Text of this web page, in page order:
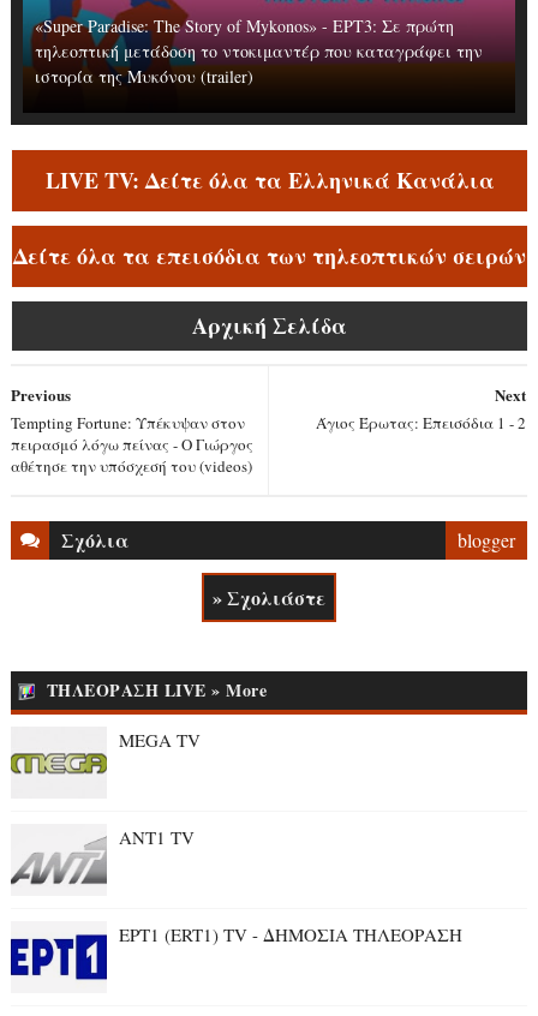
«Super Paradise: The Story of Mykonos» - ΕΡΤ3: Σε πρώτη
τηλεοπτική μετάδοση το ντοκιμαντέρ που καταγράφει την
ιστορία της Μυκόνου (trailer)
LIVE TV: Δείτε όλα τα Ελληνικά Κανάλια
Δείτε όλα τα επεισόδια των τηλεοπτικών σειρών
Αρχική Σελίδα
Next
Άγιος Έρωτας: Επεισόδια 1 - 2
Previous
Tempting Fortune: Υπέκυψαν στον
πειρασμό λόγω πείνας - Ο Γιώργος
αθέτησε την υπόσχεσή του (videos)
Σχόλια blogger
» Σχολιάστε
ΤΗΛΕΟΡΑΣΗ LIVE » More
MEGA TV
ANT1 TV
ΕΡΤ1 (ERT1) TV - ΔΗΜΟΣΙΑ ΤΗΛΕΟΡΑΣΗ